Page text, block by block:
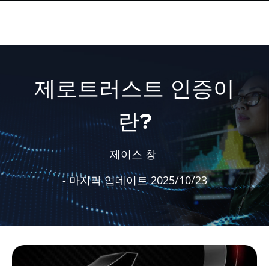
제로트러스트 인증이
란?
제이스 창
- 마지막 업데이트 2025/10/23